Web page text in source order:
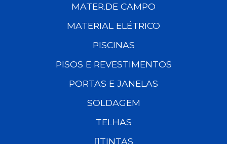
MATER.DE CAMPO
MATERIAL ELÉTRICO
PISCINAS
PISOS E REVESTIMENTOS
PORTAS E JANELAS
SOLDAGEM
TELHAS
TINTAS